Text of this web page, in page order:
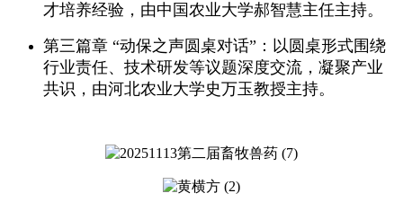
才培养经验，由中国农业大学郝智慧主任主持。
第三篇章 “动保之声圆桌对话”：以圆桌形式围绕
行业责任、技术研发等议题深度交流，凝聚产业
共识，由河北农业大学史万玉教授主持。